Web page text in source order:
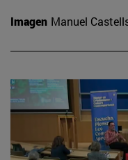
Imagen Manuel